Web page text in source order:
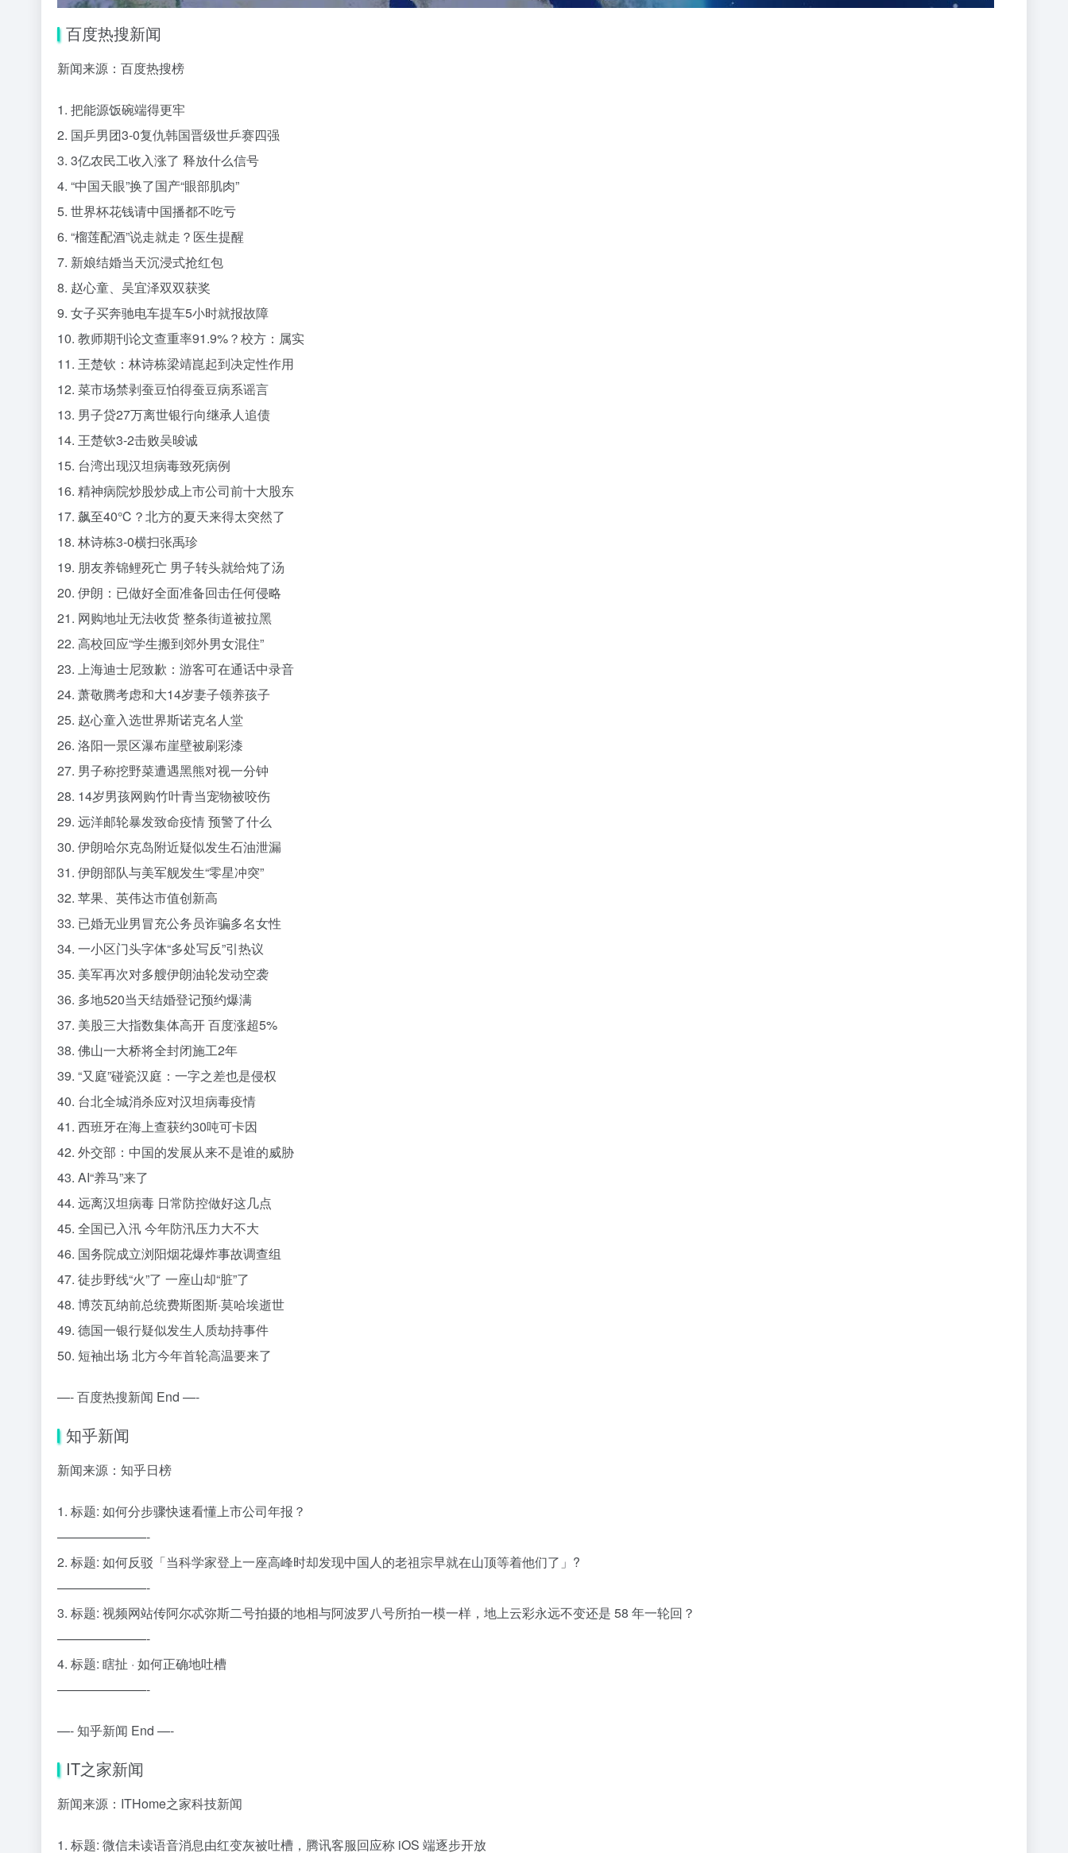
百度热搜新闻
新闻来源：百度热搜榜
1. 把能源饭碗端得更牢
2. 国乒男团3-0复仇韩国晋级世乒赛四强
3. 3亿农民工收入涨了 释放什么信号
4. “中国天眼”换了国产“眼部肌肉”
5. 世界杯花钱请中国播都不吃亏
6. “榴莲配酒”说走就走？医生提醒
7. 新娘结婚当天沉浸式抢红包
8. 赵心童、吴宜泽双双获奖
9. 女子买奔驰电车提车5小时就报故障
10. 教师期刊论文查重率91.9%？校方：属实
11. 王楚钦：林诗栋梁靖崑起到决定性作用
12. 菜市场禁剥蚕豆怕得蚕豆病系谣言
13. 男子贷27万离世银行向继承人追债
14. 王楚钦3-2击败吴晙诚
15. 台湾出现汉坦病毒致死病例
16. 精神病院炒股炒成上市公司前十大股东
17. 飙至40℃？北方的夏天来得太突然了
18. 林诗栋3-0横扫张禹珍
19. 朋友养锦鲤死亡 男子转头就给炖了汤
20. 伊朗：已做好全面准备回击任何侵略
21. 网购地址无法收货 整条街道被拉黑
22. 高校回应“学生搬到郊外男女混住”
23. 上海迪士尼致歉：游客可在通话中录音
24. 萧敬腾考虑和大14岁妻子领养孩子
25. 赵心童入选世界斯诺克名人堂
26. 洛阳一景区瀑布崖壁被刷彩漆
27. 男子称挖野菜遭遇黑熊对视一分钟
28. 14岁男孩网购竹叶青当宠物被咬伤
29. 远洋邮轮暴发致命疫情 预警了什么
30. 伊朗哈尔克岛附近疑似发生石油泄漏
31. 伊朗部队与美军舰发生“零星冲突”
32. 苹果、英伟达市值创新高
33. 已婚无业男冒充公务员诈骗多名女性
34. 一小区门头字体“多处写反”引热议
35. 美军再次对多艘伊朗油轮发动空袭
36. 多地520当天结婚登记预约爆满
37. 美股三大指数集体高开 百度涨超5%
38. 佛山一大桥将全封闭施工2年
39. “又庭”碰瓷汉庭：一字之差也是侵权
40. 台北全城消杀应对汉坦病毒疫情
41. 西班牙在海上查获约30吨可卡因
42. 外交部：中国的发展从来不是谁的威胁
43. AI“养马”来了
44. 远离汉坦病毒 日常防控做好这几点
45. 全国已入汛 今年防汛压力大不大
46. 国务院成立浏阳烟花爆炸事故调查组
47. 徒步野线“火”了 一座山却“脏”了
48. 博茨瓦纳前总统费斯图斯·莫哈埃逝世
49. 德国一银行疑似发生人质劫持事件
50. 短袖出场 北方今年首轮高温要来了
—- 百度热搜新闻 End —-
知乎新闻
新闻来源：知乎日榜
1. 标题: 如何分步骤快速看懂上市公司年报？
———————-
2. 标题: 如何反驳「当科学家登上一座高峰时却发现中国人的老祖宗早就在山顶等着他们了」?
———————-
3. 标题: 视频网站传阿尔忒弥斯二号拍摄的地相与阿波罗八号所拍一模一样，地上云彩永远不变还是 58 年一轮回？
———————-
4. 标题: 瞎扯 · 如何正确地吐槽
———————-
—- 知乎新闻 End —-
IT之家新闻
新闻来源：ITHome之家科技新闻
1. 标题: 微信未读语音消息由红变灰被吐槽，腾讯客服回应称 iOS 端逐步开放